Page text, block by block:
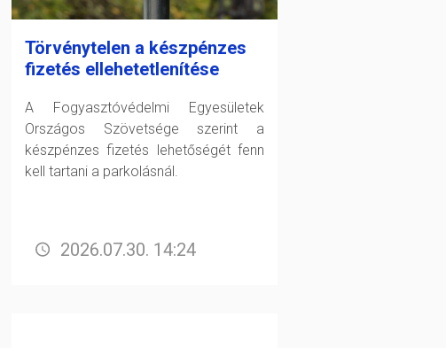
Törvénytelen a készpénzes
fizetés ellehetetlenítése
A Fogyasztóvédelmi Egyesületek
Országos Szövetsége szerint a
készpénzes fizetés lehetőségét fenn
kell tartani a parkolásnál.
2026.07.30. 14:24